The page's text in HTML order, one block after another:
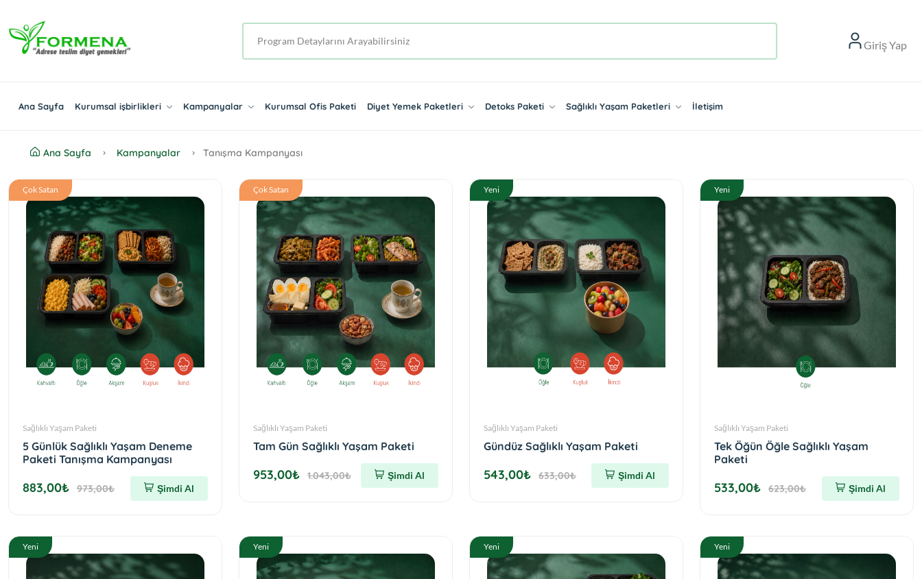
Giriş Yap
Ana Sayfa Kurumsal işbirlikleri Kampanyalar Kurumsal Ofis Paketi Diyet Yemek Paketleri Detoks Paketi Sağlıklı Yaşam Paketleri İletişim
Ana Sayfa Kampanyalar Tanışma Kampanyası
Çok Satan
Sağlıklı Yaşam Paketi
5 Günlük Sağlıklı Yaşam Deneme
Paketi Tanışma Kampanyası
883,00₺ 973,00₺ Şimdi Al
Çok Satan
Sağlıklı Yaşam Paketi
Tam Gün Sağlıklı Yaşam Paketi
953,00₺ 1.043,00₺ Şimdi Al
Yeni
Sağlıklı Yaşam Paketi
Gündüz Sağlıklı Yaşam Paketi
543,00₺ 633,00₺ Şimdi Al
Yeni
Sağlıklı Yaşam Paketi
Tek Öğün Öğle Sağlıklı Yaşam
Paketi
533,00₺ 623,00₺ Şimdi Al
Yeni Yeni Yeni Yeni